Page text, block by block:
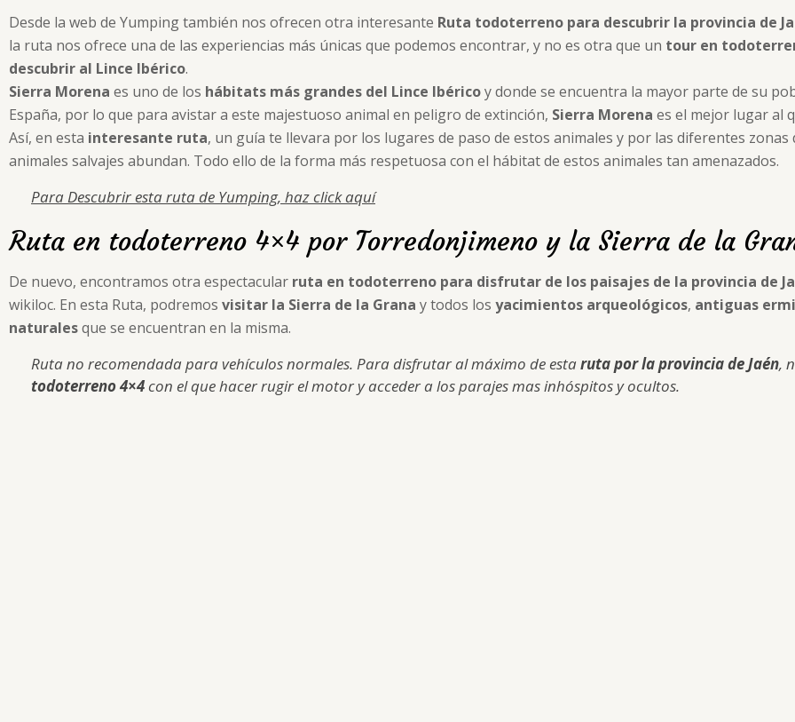
Desde la web de Yumping también nos ofrecen otra interesante Ruta todoterreno para descubrir la provincia de
la ruta nos ofrece una de las experiencias más únicas que podemos encontrar, y no es otra que un tour en
descubrir al Lince Ibérico.
Sierra Morena es uno de los hábitats más grandes del Lince Ibéricoy donde se encuentra la mayor parte de su
España, por lo que para avistar a este majestuoso animal en peligro de extinción, Sierra Morena es el mejor lugar al
Así, en esta interesante ruta, un guía te llevara por los lugares de paso de estos animales y por las diferentes zonas
animales salvajes abundan. Todo ello de la forma más respetuosa con el hábitat de estos animales tan amenazados.
Para Descubrir esta ruta de Yumping, haz click aquí
Ruta en todoterreno 4×4 por Torredonjimeno y la Sierra de la
De nuevo, encontramos otra espectacular ruta en todoterreno para disfrutar de los paisajes de la provincia de
wikiloc. En esta Ruta, podremos visitar la Sierra de la Grana y todos los yacimientos arqueológicos, antiguas
naturalesque se encuentran en la misma.
Ruta no recomendada para vehículos normales. Para disfrutar al máximo de estaruta por la provincia de Jaén,
todoterreno 4×4con el que hacer rugir el motor y acceder a los parajes mas inhóspitos y ocultos.